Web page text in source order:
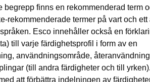
begrepp finns en rekommenderad term
rekommenderade termer på vart och ett
Esco innehåller också en
till varje färdighetsprofil i form av en
användningsområde,
(till andra färdigheter och till yrken).
att förbättra indelningen av